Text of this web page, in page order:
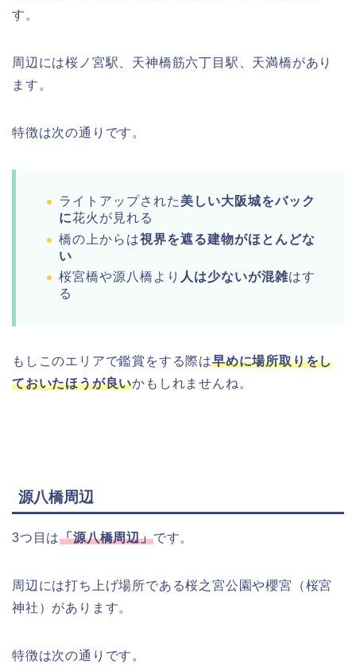
す。
周辺には桜ノ宮駅、天神橋筋六丁目駅、天満橋があり
ます。
特徴は次の通りです。
ライトアップされた 美しい大阪城をバック
に花火が見れる
橋の上からは視界を遮る建物がほとんどな
い
桜宮橋や源八橋より 人は少ないが混雑はす
る
もしこのエリアで鑑賞をする際は早めに場所取りをし
ておいたほうが良いかもしれませんね。
源八橋周辺
3つ目は「源八橋周辺」です。
周辺には打ち上げ場所である桜之宮公園や櫻宮（桜宮
神社）があります。
特徴は次の通りです。